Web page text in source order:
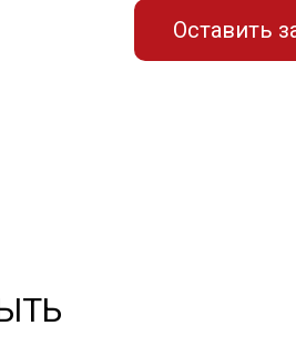
Оставить